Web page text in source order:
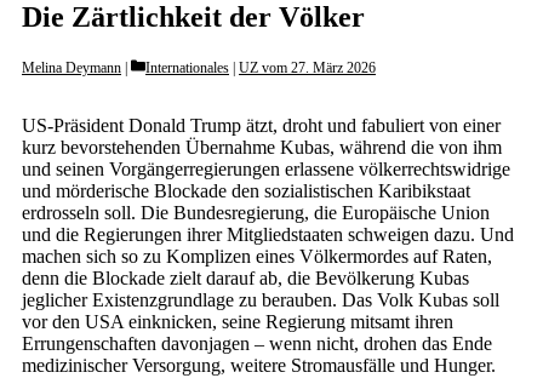
Die Zärtlichkeit der Völker
Melina Deymann Categories
Internationales UZ vom 27. März 2026
US-Präsident Donald Trump ätzt, droht und fabuliert von einer
kurz bevorstehenden Übernahme Kubas, während die von ihm
und seinen Vorgängerregierungen erlassene völkerrechtswidrige
und mörderische Blockade den sozialistischen Karibikstaat
erdrosseln soll. Die Bundesregierung, die Europäische Union
und die Regierungen ihrer Mitgliedstaaten schweigen dazu. Und
machen sich so zu Komplizen eines Völkermordes auf Raten,
denn die Blockade zielt darauf ab, die Bevölkerung Kubas
jeglicher Existenzgrundlage zu berauben. Das Volk Kubas soll
vor den USA einknicken, seine Regierung mitsamt ihren
Errungenschaften davonjagen – wenn nicht, drohen das Ende
medizinischer Versorgung, weitere Stromausfälle und Hunger.